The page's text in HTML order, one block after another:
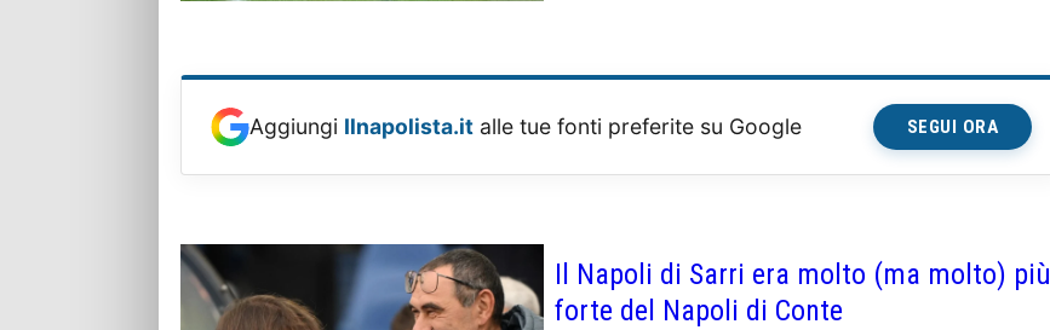
Aggiungi Ilnapolista.it alle tue fonti preferite su Google SEGUI ORA
Il Napoli di Sarri era molto (ma molto) più
forte del Napoli di Conte